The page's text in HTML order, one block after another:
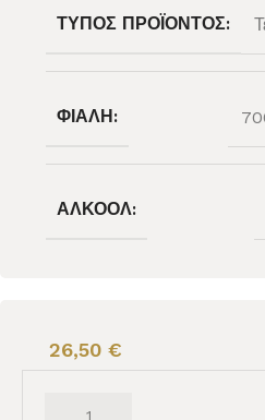
ΤΎΠΟΣ ΠΡΟΪΌΝΤΟΣ:
ΦΙΆΛΗ:
ΑΛΚΟΌΛ:
26,50 €